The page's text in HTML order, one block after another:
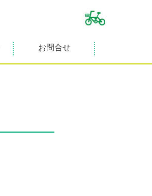
お問合せ